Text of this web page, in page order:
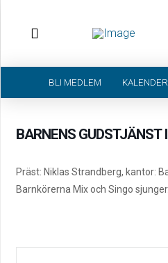
BLI MEDLEM KALENDER
BARNENS GUDSTJÄNST
Präst: Niklas Strandberg, kantor:
Barnkörerna Mix och Singo sjunger.